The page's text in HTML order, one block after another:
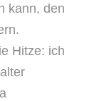
kann, den
Hitze: ich